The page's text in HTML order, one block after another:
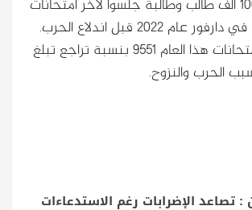
وكان أكثر من 100 الف طالب وطالبة جلسوا لآخر امتحانات
للشهادة الثانوية في دارفور عام 2022 قبل اندلاع الحرب.
فيما يجلس للامتحانات هذا العام 9551 بنسبة تراجع تبلغ
تصاعد الإضرابات رغم الاستدعاءات